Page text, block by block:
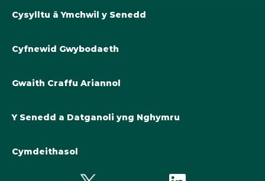
Cysylltu â Ymchwil y Senedd
Llyfrgell@Senedd.Cymru
Cyfnewid Gwybodaeth
Y Cynllun Cymrodoriaeth Academaidd
Gwaith Craffu Ariannol
Datganoli cyllidol yng Nghymru
Y Senedd a Datganoli yng Nghymru
Cymdeithasol